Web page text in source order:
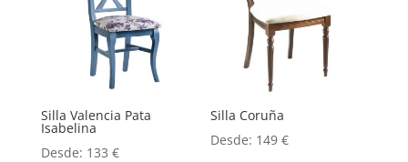
Silla Valencia Pata
Isabelina
Desde: 133 €
Silla Coruña
Desde: 149€